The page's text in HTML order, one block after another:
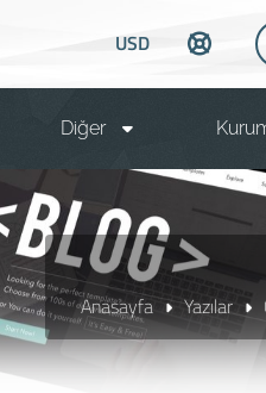
USD
Diğer
Anasayfa Yazılar